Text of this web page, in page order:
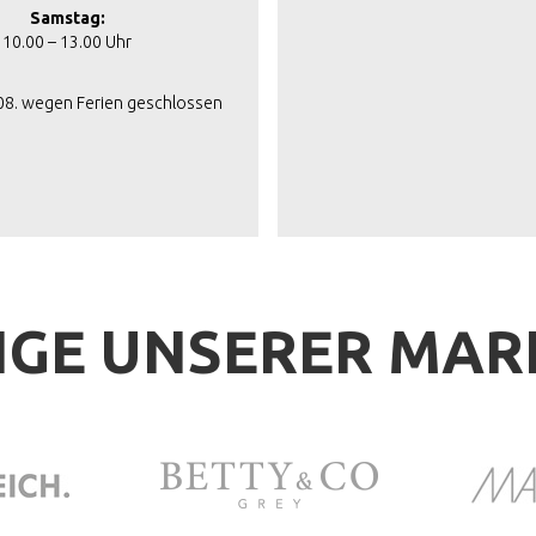
Samstag:
10.00 – 13.00 Uhr
wegen Ferien geschlossen
UNSERER